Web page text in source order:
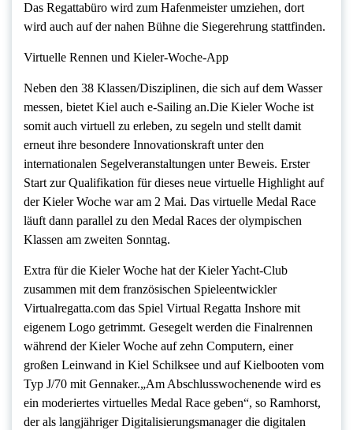
Das Regattabüro wird zum Hafenmeister umziehen, dort
wird auch auf der nahen Bühne die Siegerehrung stattfinden.
Virtuelle Rennen und Kieler-Woche-App
Neben den 38 Klassen/Disziplinen, die sich auf dem Wasser
messen, bietet Kiel auch e-Sailing an.Die Kieler Woche ist
somit auch virtuell zu erleben, zu segeln und stellt damit
erneut ihre besondere Innovationskraft unter den
internationalen Segelveranstaltungen unter Beweis. Erster
Start zur Qualifikation für dieses neue virtuelle Highlight auf
der Kieler Woche war am 2 Mai. Das virtuelle Medal Race
läuft dann parallel zu den Medal Races der olympischen
Klassen am zweiten Sonntag.
Extra für die Kieler Woche hat der Kieler Yacht-Club
zusammen mit dem französischen Spieleentwickler
Virtualregatta.com das Spiel Virtual Regatta Inshore mit
eigenem Logo getrimmt. Gesegelt werden die Finalrennen
während der Kieler Woche auf zehn Computern, einer
großen Leinwand in Kiel Schilksee und auf Kielbooten vom
Typ J/70 mit Gennaker.„Am Abschlusswochenende wird es
ein moderiertes virtuelles Medal Race geben“, so Ramhorst,
der als langjähriger Digitalisierungsmanager die digitalen